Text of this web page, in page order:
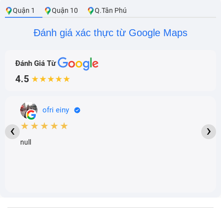
Quận 1 Quận 10 Q.Tân Phú
Đánh giá xác thực từ Google Maps
Đánh Giá Từ
4.5 ★★★★★
ofri einy
★★★★★
null
‹ ›